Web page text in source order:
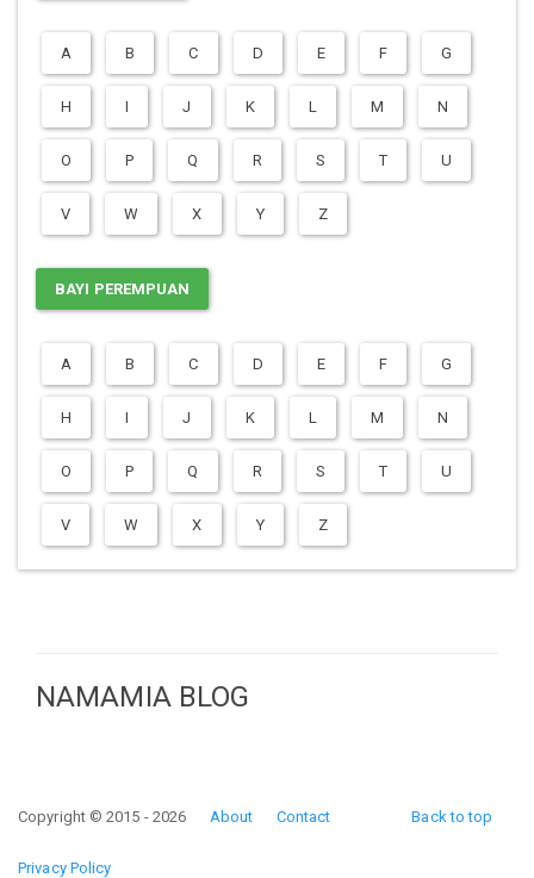
A B C D E F G
H I J K L M N
O P Q R S T U
V W X Y Z
BAYI PEREMPUAN
A B C D E F G
H I J K L M N
O P Q R S T U
V W X Y Z
NAMAMIA BLOG
Back to top
Copyright © 2015 - 2026 About Contact
Privacy Policy